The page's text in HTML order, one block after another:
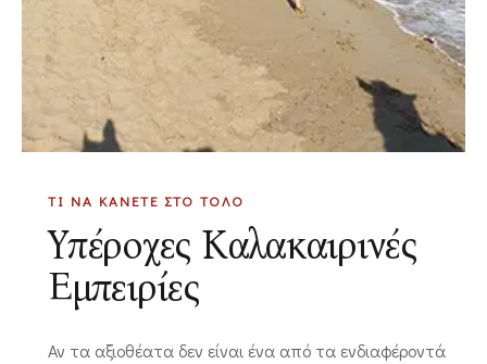
ΤΙ ΝΑ ΚΑΝΕΤΕ ΣΤΟ ΤΟΛΟ
Υπέροχες Καλακαιρινές
Εμπειρίες
Αν τα αξιοθέατα δεν είναι ένα από τα ενδιαφέροντά